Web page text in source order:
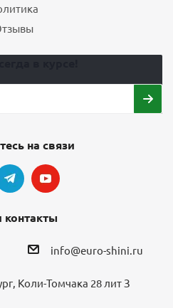
на связи
info@euro-shini.ru
Коли-Томчака 28 лит З